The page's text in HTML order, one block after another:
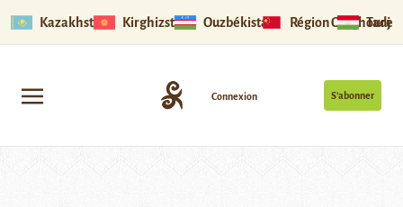
Kazakhstan Kirghizstan Ouzbékistan Région Ouïghoure
S’abonner
Connexion